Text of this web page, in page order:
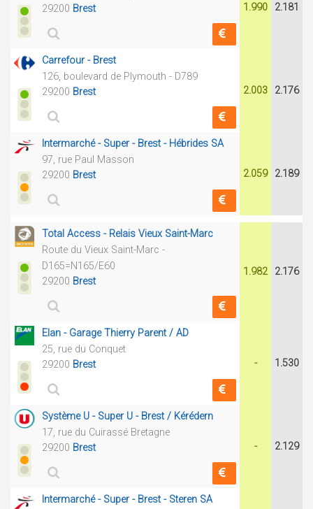
29200 Brest 1.990 2.181
Carrefour - Brest
126, boulevard de Plymouth - D789
29200 Brest 2.003 2.176
Intermarché - Super - Brest - Hébrides SA
97, rue Paul Masson
29200 Brest 2.059 2.189
Total Access - Relais Vieux Saint-Marc
Route du Vieux Saint-Marc -
D165=N165/E60
29200 Brest
1.982 2.176
Elan - Garage Thierry Parent / AD
25, rue du Conquet
29200 Brest - 1.530
Système U - Super U - Brest / Kérédern
17, rue du Cuirassé Bretagne
29200 Brest - 2.129
Intermarché - Super - Brest - Steren SA